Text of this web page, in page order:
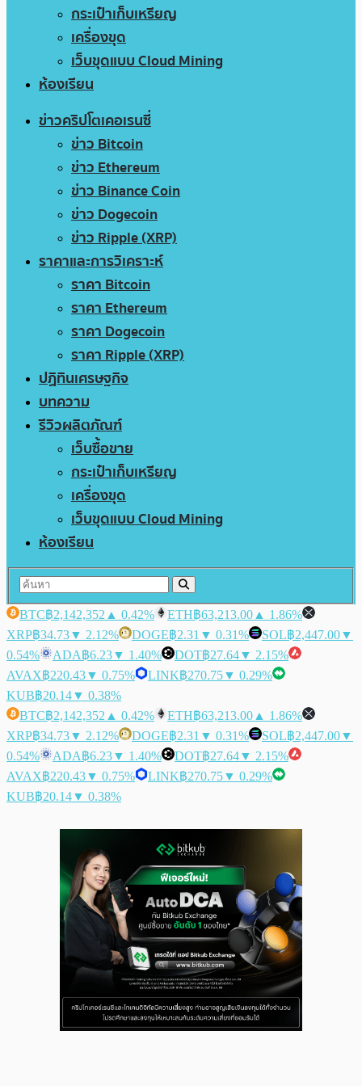
กระเป๋าเก็บเหรียญ
เครื่องขุด
เว็บขุดแบบ Cloud Mining
ห้องเรียน
ข่าวคริปโตเคอเรนซี่
ข่าว Bitcoin
ข่าว Ethereum
ข่าว Binance Coin
ข่าว Dogecoin
ข่าว Ripple (XRP)
ราคาและการวิเคราะห์
ราคา Bitcoin
ราคา Ethereum
ราคา Dogecoin
ราคา Ripple (XRP)
ปฏิทินเศรษฐกิจ
บทความ
รีวิวผลิตภัณฑ์
เว็บซื้อขาย
กระเป๋าเก็บเหรียญ
เครื่องขุด
เว็บขุดแบบ Cloud Mining
ห้องเรียน
BTC฿2,142,352 ▲ 0.42% ETH฿63,213.00 ▲ 1.86%
XRP฿34.73▼ 2.12% DOGE฿2.31 ▼ 0.31% SOL฿2,447.00▼
0.54%
ADA฿6.23▼ 1.40% DOT฿27.64▼ 2.15%
AVAX฿220.43▼ 0.75% LINK฿270.75▼ 0.29%
KUB฿20.14▼ 0.38%
BTC฿2,142,352 ▲ 0.42% ETH฿63,213.00 ▲ 1.86%
XRP฿34.73▼ 2.12% DOGE฿2.31 ▼ 0.31% SOL฿2,447.00▼
0.54%
ADA฿6.23▼ 1.40% DOT฿27.64▼ 2.15%
AVAX฿220.43▼ 0.75% LINK฿270.75▼ 0.29%
KUB฿20.14▼ 0.38%